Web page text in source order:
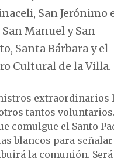
San Jerónimo
San Manuel y San
Santa Bárbara y el
Cultural de la Villa.
extraordinarios
tantos
comulgue el Santo
blancos para
la comunión.